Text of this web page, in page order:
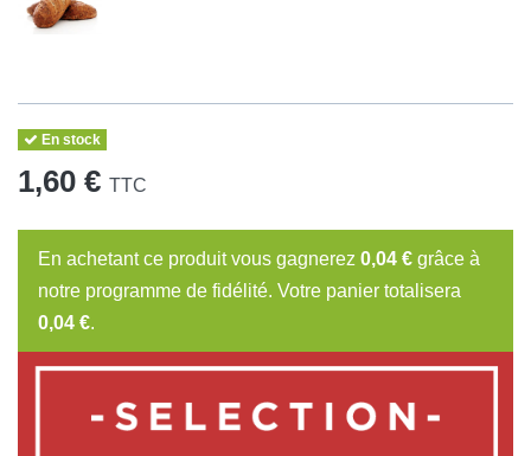
En stock
1,60 € TTC
En achetant ce produit vous gagnerez 0,04 € grâce à
notre programme de fidélité. Votre panier totalisera
0,04 €.